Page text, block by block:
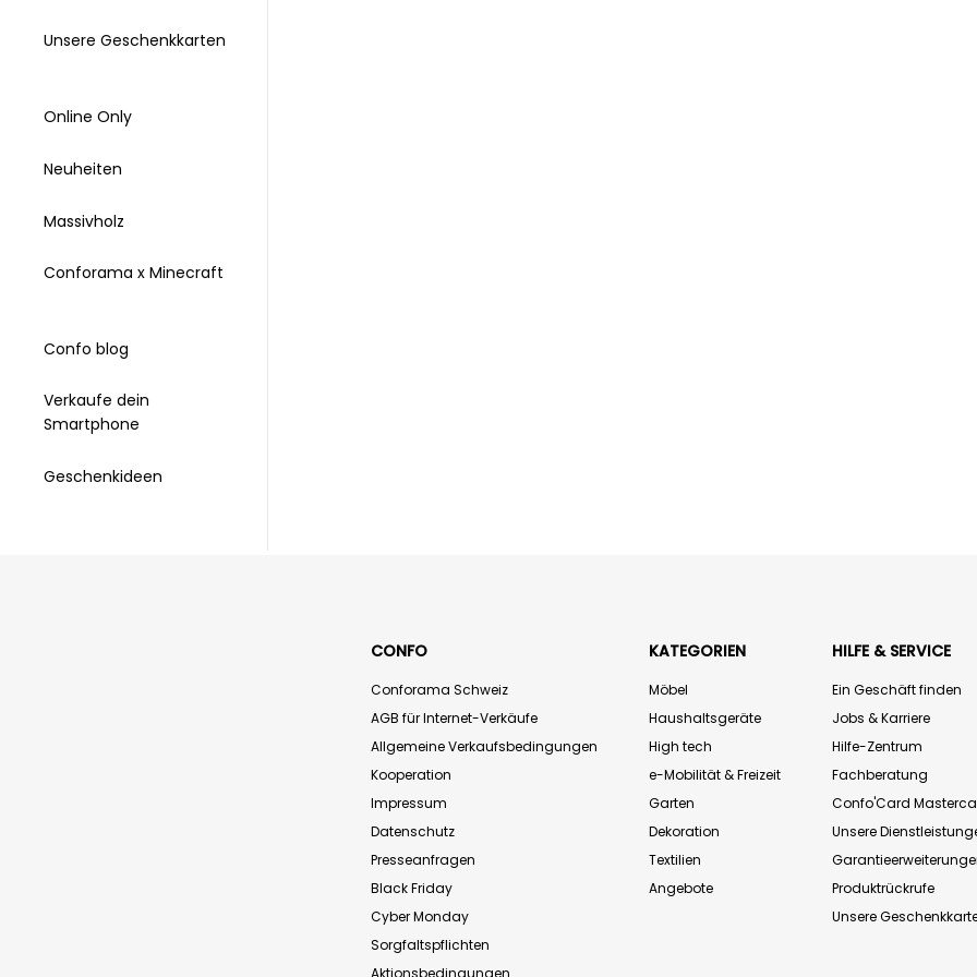
Unsere Geschenkkarten
Online Only
Neuheiten
Massivholz
Conforama x Minecraft
Confo blog
Verkaufe dein
Smartphone
Geschenkideen
CONFO
Conforama Schweiz
AGB für Internet-Verkäufe
Allgemeine Verkaufsbedingungen
Kooperation
Impressum
Datenschutz
Presseanfragen
Black Friday
Cyber Monday
Sorgfaltspflichten
KATEGORIEN
Möbel
Haushaltsgeräte
High tech
e-Mobilität & Freizeit
Garten
Dekoration
Textilien
Angebote
HILFE & SERVICE
Ein Geschäft finden
Jobs & Karriere
Hilfe-Zentrum
Fachberatung
Confo'Card
Unsere
Produktrückrufe
Unsere